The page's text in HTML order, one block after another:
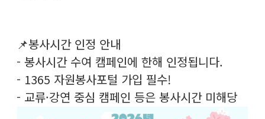
📌봉사시간 인정 안내
- 봉사시간 수여 캠페인에 한해 인정됩니다.
- 1365 자원봉사포털 가입 필수!
- 교류·강연 중심 캠페인 등은 봉사시간 미해당